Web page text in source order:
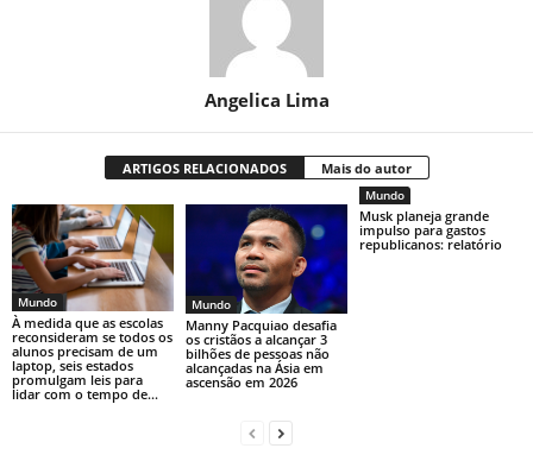
Angelica Lima
ARTIGOS RELACIONADOS Mais do autor
Mundo
À medida que as escolas
reconsideram se todos os
alunos precisam de um
laptop, seis estados
promulgam leis para
lidar com o tempo de...
Mundo
Manny Pacquiao desafia
os cristãos a alcançar 3
bilhões de pessoas não
alcançadas na Ásia em
ascensão em 2026
Mundo
Musk planeja grande
impulso para gastos
republicanos: relatório